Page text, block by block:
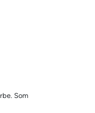
Som